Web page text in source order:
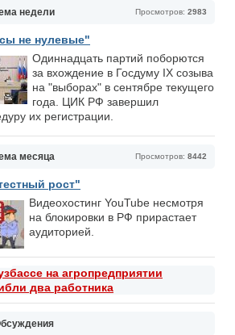
Просмотров: 2983
недели
не нулевые"
Одиннадцать партий поборются
за вхождение в Госдуму IX созыва
на "выборах" в сентябре текущего
года. ЦИК РФ завершил
их регистрации.
Просмотров: 8442
месяца
рост"
Видеохостинг YouTube несмотря
на блокировки в РФ прирастает
аудиторией.
на агропредприятии
два работника